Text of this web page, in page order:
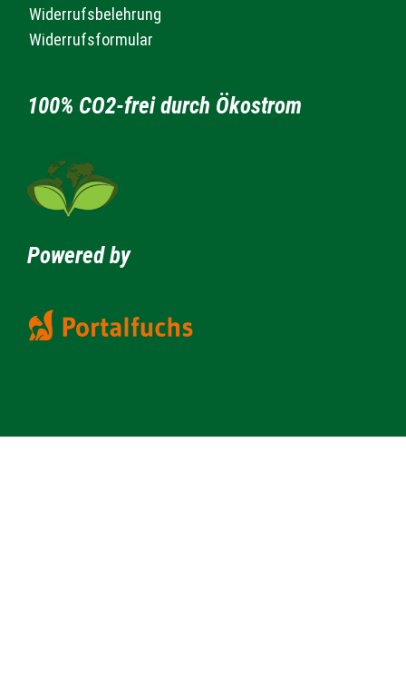
Widerrufsbelehrung
Widerrufsformular
100% CO2-frei durch Ökostrom
Powered by